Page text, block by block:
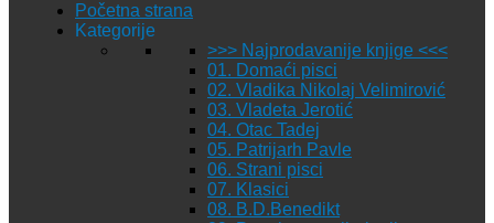
Početna strana
Kategorije
>>> Najprodavanije knjige <<<
01. Domaći pisci
02. Vladika Nikolaj Velimirović
03. Vladeta Jerotić
04. Otac Tadej
05. Patrijarh Pavle
06. Strani pisci
07. Klasici
08. B.D.Benedikt